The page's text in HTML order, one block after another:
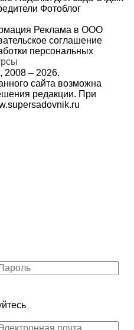
Фотоблог
Реклама в ООО
соглашение
персональных
2008 – 2026.
сайта возможна
редакции. При